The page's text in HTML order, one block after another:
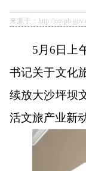
来源于：http://
5月6日上
书记关于文化
续放大沙坪坝
活文旅产业新